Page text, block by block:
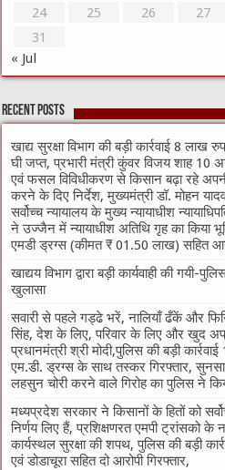
24
25 26 27
31
« Jul
Recent Posts
खाद्य सुरक्षा विभाग की बड़ी कार्रवाई 8
घी जप्त, प्रभारी मंत्री कुंवर विजय शाह 10
एवं फसल विविधीकरण से किसान बढ़ा रहे
करने के दिए निर्देश, मुख्यमंत्री डॉ. मोहन
सर्वोच्च न्यायालय के मुख्‍य न्‍यायाधीश
ने उज्जैन में न्यायाधीश अतिथि गृह का किया
एमडी ड्रग्स (कीमत ₹ 01.50 लाख) सहित
खाद्यय विभाग द्वारा बड़ी कार्यवाही की
खुलासा
सवारी से पहले गड्ढे भरें, नालियाँ ढँकें और
सिंह, देश के लिए, परिवार के लिए और खुद
प्रधानमंत्री श्री मोदी,पुलिस की बड़ी
एम.डी. ड्रग्स के साथ तस्कर गिरफ्तार,
लहसुन चोरी करने वाले गिरोह का पुलिस ने
मध्यप्रदेश सरकार ने किसानों के हितों को
निर्णय लिए हैं, प्रशिक्षणरत एमपी ट्रांसको
कार्यस्थल सुरक्षा की शपथ, पुलिस की बड़ी
एवं डोडाचूरा सहित दो आरोपी गिरफ्तार,